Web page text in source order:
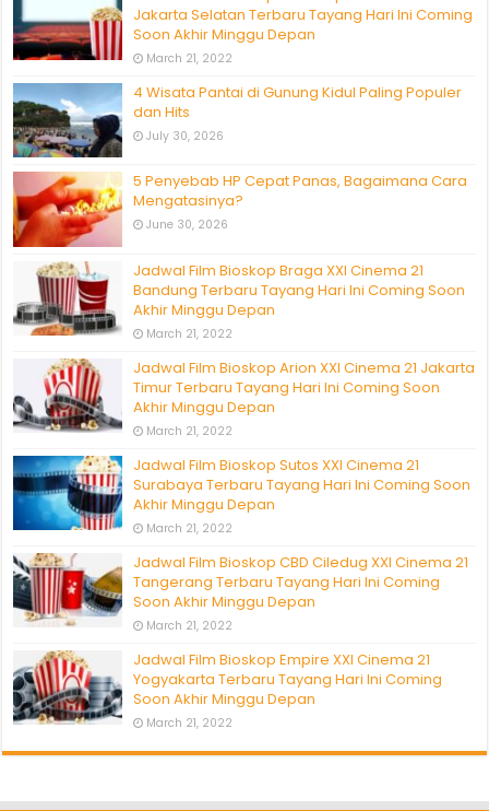
Jakarta Selatan Terbaru Tayang Hari Ini Coming
Soon Akhir Minggu Depan
March 21, 2022
4 Wisata Pantai di Gunung Kidul Paling Populer
dan Hits
July 30, 2026
5 Penyebab HP Cepat Panas, Bagaimana Cara
Mengatasinya?
June 30, 2026
Jadwal Film Bioskop Braga XXI Cinema 21
Bandung Terbaru Tayang Hari Ini Coming Soon
Akhir Minggu Depan
March 21, 2022
Jadwal Film Bioskop Arion XXI Cinema 21 Jakarta
Timur Terbaru Tayang Hari Ini Coming Soon
Akhir Minggu Depan
March 21, 2022
Jadwal Film Bioskop Sutos XXI Cinema 21
Surabaya Terbaru Tayang Hari Ini Coming Soon
Akhir Minggu Depan
March 21, 2022
Jadwal Film Bioskop CBD Ciledug XXI Cinema 21
Tangerang Terbaru Tayang Hari Ini Coming
Soon Akhir Minggu Depan
March 21, 2022
Jadwal Film Bioskop Empire XXI Cinema 21
Yogyakarta Terbaru Tayang Hari Ini Coming
Soon Akhir Minggu Depan
March 21, 2022